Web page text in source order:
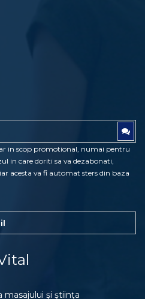
ferma.
de spate, musculare,etc.
perioade de covalescenta.
a calitatii vietii si a somnului.
in scop promotional, numai pentru
in care doriti sa va dezabonati,
acesta va fi automat sters din baza
şi ştiinţa